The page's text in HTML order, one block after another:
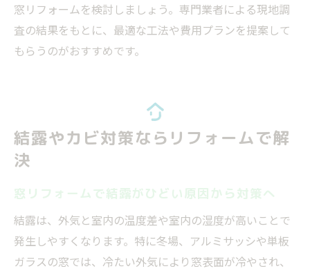
窓リフォームを検討しましょう。専門業者による現地調
査の結果をもとに、最適な工法や費用プランを提案して
もらうのがおすすめです。
結露やカビ対策ならリフォームで解
決
窓リフォームで結露がひどい原因から対策へ
結露は、外気と室内の温度差や室内の湿度が高いことで
発生しやすくなります。特に冬場、アルミサッシや単板
ガラスの窓では、冷たい外気により窓表面が冷やされ、